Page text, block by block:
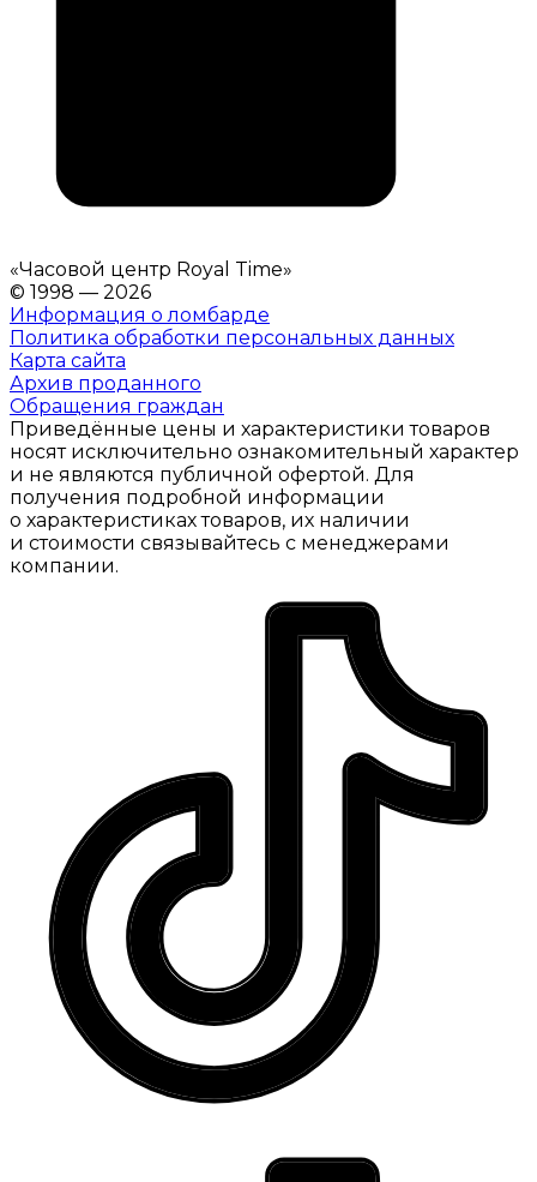
«Часовой центр Royal Time»
© 1998 — 2026
Информация о ломбарде
Политика обработки персональных данных
Карта сайта
Архив проданного
Обращения граждан
Приведённые цены и характеристики товаров
носят исключительно ознакомительный характер
и не являются публичной офертой. Для
получения подробной информации
о характеристиках товаров, их наличии
и стоимости связывайтесь с менеджерами
компании.